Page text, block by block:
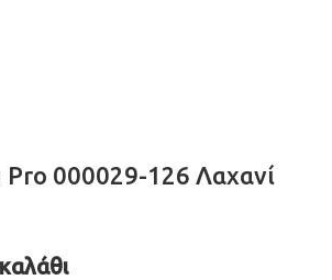
000029-126 Λαχανί